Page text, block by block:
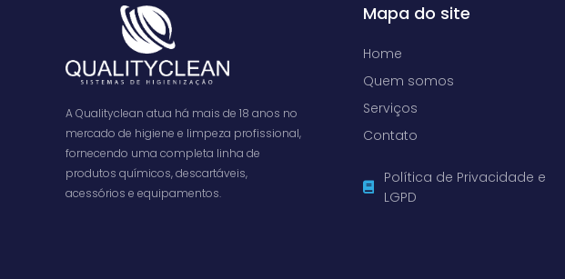
A Qualityclean atua há mais de 18 anos no
mercado de higiene e limpeza profissional,
fornecendo uma completa linha de
produtos químicos, descartáveis,
acessórios e equipamentos.
Mapa do site
Home
Quem somos
Serviços
Contato
Política de Privacidade e
LGPD